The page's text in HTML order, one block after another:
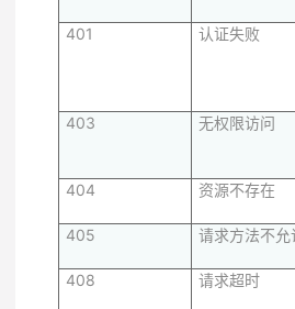
401
认证失败
403
无权限访问
404
资源不存在
405
请求方法不允
408
请求超时